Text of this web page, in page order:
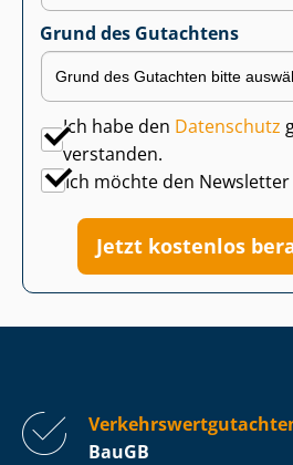
Grund des Gutachtens
Ich habe den Datenschutz
verstanden.
Ich möchte den
Jetzt kostenlos
BauGB